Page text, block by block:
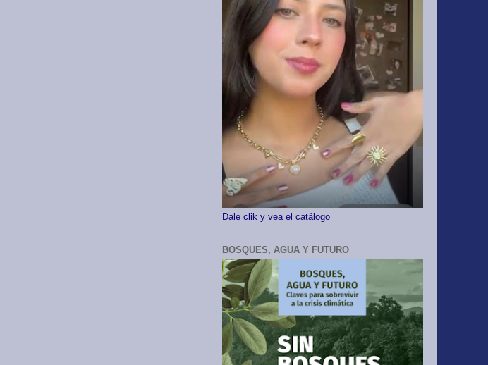
Dale clik y vea el catálogo
BOSQUES, AGUA Y FUTURO